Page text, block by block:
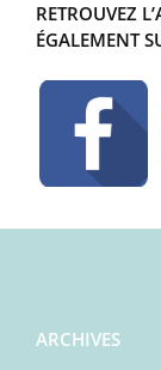
RETROUVEZ
ÉGALEMENT
ARCHIVES